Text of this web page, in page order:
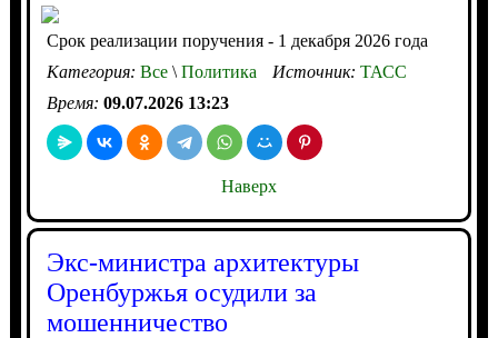
Срок реализации поручения - 1 декабря 2026 года
Категория: Все\Политика Источник: ТАСС
Время: 09.07.2026 13:23
Наверх
Экс-министра архитектуры
Оренбуржья осудили за
мошенничество